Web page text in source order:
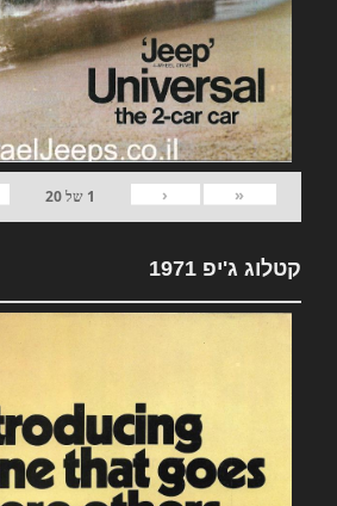
«
‹
1 של20
קטלוג ג'יפ 1971